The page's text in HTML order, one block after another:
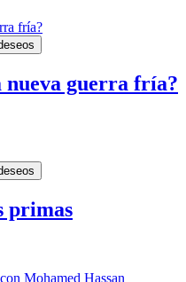
nueva guerra fría?
primas